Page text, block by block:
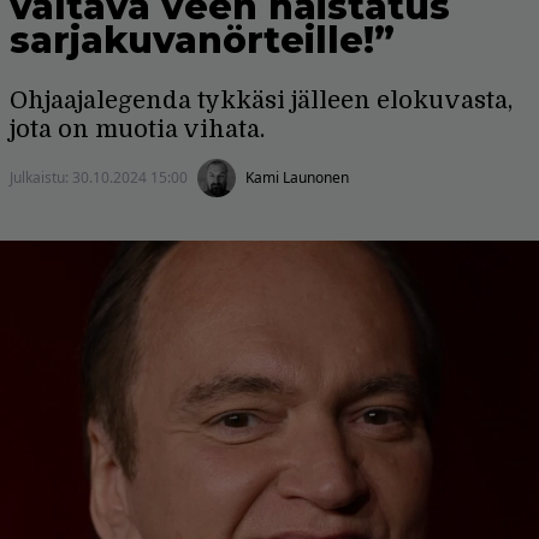
sarjakuvanörteille!”
Ohjaajalegenda tykkäsi jälleen elokuvasta,
jota on muotia vihata.
Julkaistu: 30.10.2024 15:00 Kami Launonen